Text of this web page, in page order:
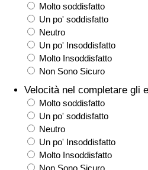
Molto soddisfatto
Un po' soddisfatto
Neutro
Un po' Insoddisfatto
Molto Insoddisfatto
Non Sono Sicuro
Velocità nel completare gli
Molto soddisfatto
Un po' soddisfatto
Neutro
Un po' Insoddisfatto
Molto Insoddisfatto
Non Sono Sicuro
Indice del Tasso di Criminalità
Indice della Criminalità
Assistenza Sanitaria
Indice dell’Assistenza